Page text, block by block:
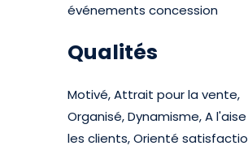
événements concession
Qualités
Motivé, Attrait pour la vente,
Organisé, Dynamisme, A
les clients, Orienté